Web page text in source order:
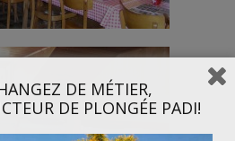
DE MÉTIER,
DE PLONGÉE PADI!